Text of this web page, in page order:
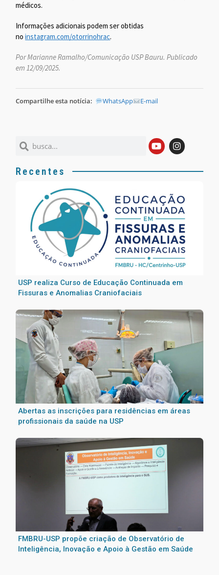
médicos.
Informações adicionais podem ser obtidas
noinstagram.com/otorrinohrac.
Por Marianne Ramalho/Comunicação USP Bauru. Publicado
em 12/09/2025.
Compartilhe esta notícia: WhatsApp E-mail
Recentes
USP realiza Curso de Educação Continuada em
Fissuras e Anomalias Craniofaciais
Abertas as inscrições para residências em áreas
profissionais da saúde na USP
FMBRU-USP propõe criação de Observatório de
Inteligência, Inovação e Apoio à Gestão em Saúde